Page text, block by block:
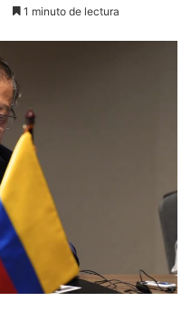
1 minuto de lectura